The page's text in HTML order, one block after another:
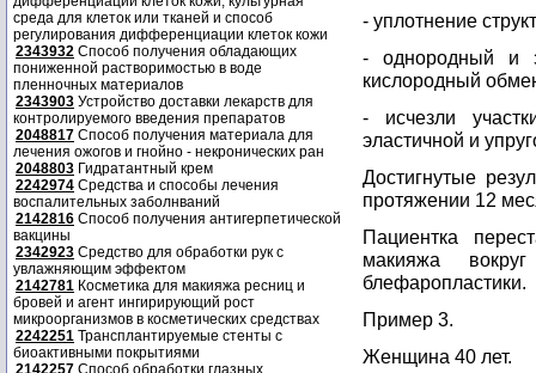
среда для клеток или тканей и способ
регулирования дифференциации клеток кожи
2343932 Способ получения обладающих
пониженной растворимостью в воде
пленночных материалов
2343903 Устройство доставки лекарств для
контролируемого введения препаратов
2048817 Способ получения материала для
лечения ожогов и гнойно - некронических ран
2048803 Гидратантный крем
2242974 Средства и способы лечения
воспалительных заболнваний
2142816 Способ получения антигерпетической
вакцины
2342923 Средство для обработки рук с
увлажняющим эффектом
2142781 Косметика для макияжа ресниц и
бровей и агент ингирирующий рост
микроорганизмов в косметических средствах
2242251 Трансплантируемые стенты с
биоактивными покрытиями
2142257 Способ обработки глазных
- уплотнение
- однородный и
кислородный
- исчезли
эластичной и
Достигнутые
протяжении 12
Пациентка
макияжа
блефаропластики.
Пример 3.
Женщина 40 лет.